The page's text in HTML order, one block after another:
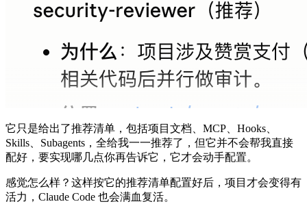
它只是给出了推荐清单，包括项目文档、MCP、Hooks、
Skills、Subagents，全给我一一推荐了，但它并不会帮我直接
配好，要实现哪几点你再告诉它，它才会动手配置。
感觉怎么样？这样按它的推荐清单配置好后，项目才会变得有
活力，Claude Code 也会满血复活。